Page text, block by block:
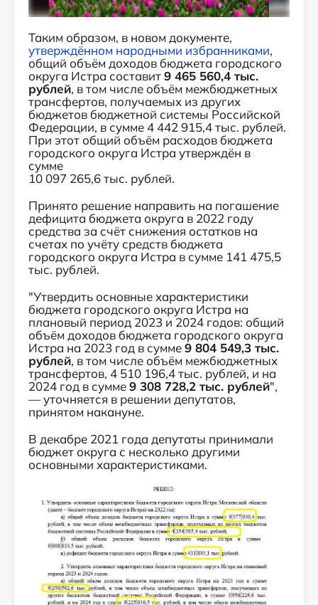
Таким образом, в новом документе,
утверждённом народными избранниками,
общий объём доходов бюджета городского
округа Истра составит9 465 560,4 тыс.
рублей, в том числе объём межбюджетных
трансфертов, получаемых из других
бюджетов бюджетной системы Российской
Федерации, в сумме 4 442 915,4 тыс. рублей.
При этот общий объём расходов бюджета
городского округа Истра утверждён в
сумме
10 097 265,6 тыс. рублей.
Принято решение направить на погашение
дефицита бюджета округа в 2022 году
средства за счёт снижения остатков на
счетах по учёту средств бюджета
городского округа Истра в сумме 141 475,5
тыс. рублей.
"Утвердить основные характеристики
бюджета городского округа Истра на
плановый период 2023 и 2024 годов: общий
объём доходов бюджета городского округа
Истра на 2023 год в сумме9 804 549,3 тыс.
рублей, в том числе объём межбюджетных
трансфертов, 4 510 196,4 тыс. рублей, и на
2024 год в сумме9 308 728,2 тыс. рублей",
— уточняется в решении депутатов,
принятом накануне.
В декабре 2021 года депутаты принимали
бюджет округа с несколько другими
основными характеристиками.